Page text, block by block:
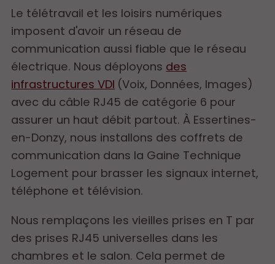
Le télétravail et les loisirs numériques
imposent d'avoir un réseau de
communication aussi fiable que le réseau
électrique. Nous déployons des
infrastructures VDI (Voix, Données, Images)
avec du câble RJ45 de catégorie 6 pour
assurer un haut débit partout. À Essertines-
en-Donzy, nous installons des coffrets de
communication dans la Gaine Technique
Logement pour brasser les signaux internet,
téléphone et télévision.
Nous remplaçons les vieilles prises en T par
des prises RJ45 universelles dans les
chambres et le salon. Cela permet de